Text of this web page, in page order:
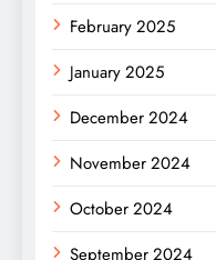
February 2025
January 2025
December 2024
November 2024
October 2024
September 2024